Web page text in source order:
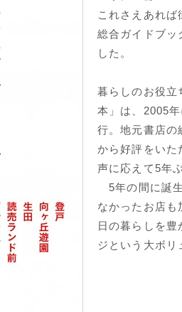
これさえあれば
総合ガイドブッ
した。
暮らしのお役立
本」は、2005
行。地元書店の
から好評をいた
声に応えて5年
5年の間に誕
なかったお店も
日の暮らしを豊
ジという大ボリ